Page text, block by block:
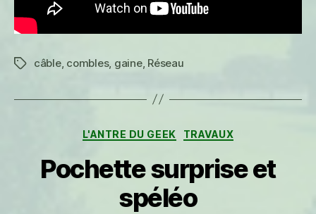
Étiquettes
câble, combles, gaine, Réseau
Catégories
L'ANTRE DU GEEK TRAVAUX
Pochette surprise et
spéléo